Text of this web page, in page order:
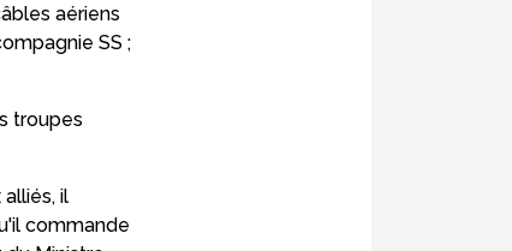
aériens
SS ;
troupes
il
commande